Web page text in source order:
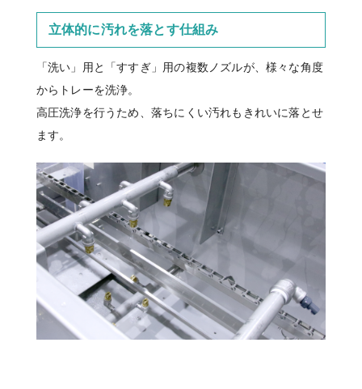
立体的に汚れを落とす仕組み
「洗い」用と「すすぎ」用の複数ノズルが、様々な角度
からトレーを洗浄。
高圧洗浄を行うため、落ちにくい汚れもきれいに落とせ
ます。